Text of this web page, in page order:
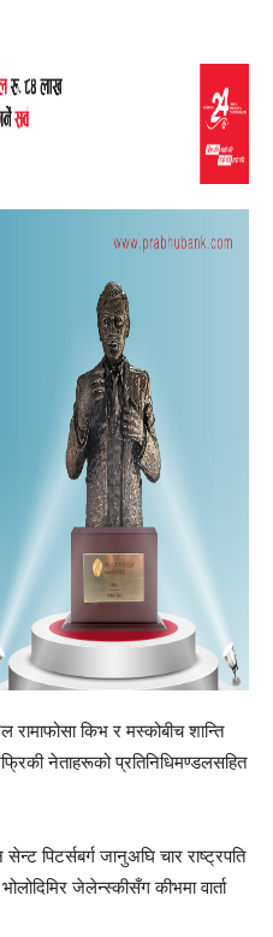
रामाफोसा किभ र मस्कोबीच शान्ति
नेताहरूको प्रतिनिधिमण्डलसहित
पिटर्सबर्ग जानुअघि चार राष्ट्रपति
जेलेन्स्कीसँग कीभमा वार्ता